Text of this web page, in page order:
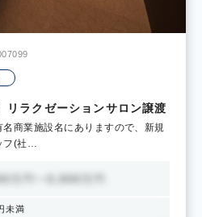
リラクゼーションサロン譲渡
商業施設名にありますので、新規
フ(社…
未満